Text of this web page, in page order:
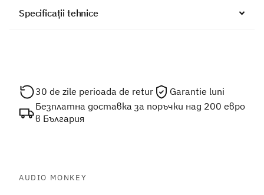
Specificații tehnice
30 de zile perioada de retur
Garantie luni
Безплатна доставка за поръчки над 200 евро
в България
AUDIO MONKEY